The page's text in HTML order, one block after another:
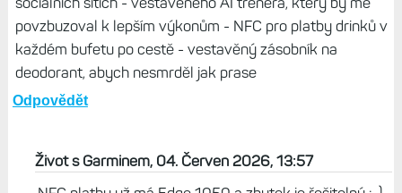
Odpovědět
Titanus, 04. Červen 2026, 11:20
Samozřejmě, já bych také uvítal nový Edge. Potřebuji
pro elektrokola a navigaci k nim - duální FullHD kameru